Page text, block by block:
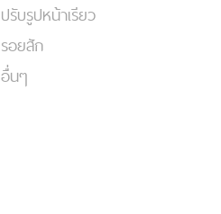
ปรับรูปหน้าเรียว
รอยสัก
อื่นๆ